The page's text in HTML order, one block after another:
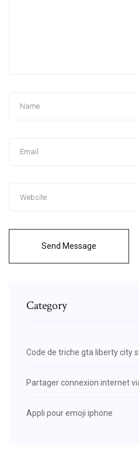
Send Message
Category
Code de triche gta liberty city
Partager connexion internet
Appli pour emoji iphone